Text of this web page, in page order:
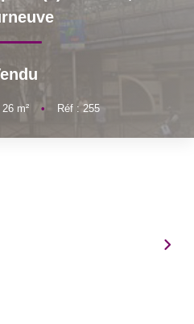
Finorgest Paris
Aulnay
Rejoindre
26m² • Réf : 255